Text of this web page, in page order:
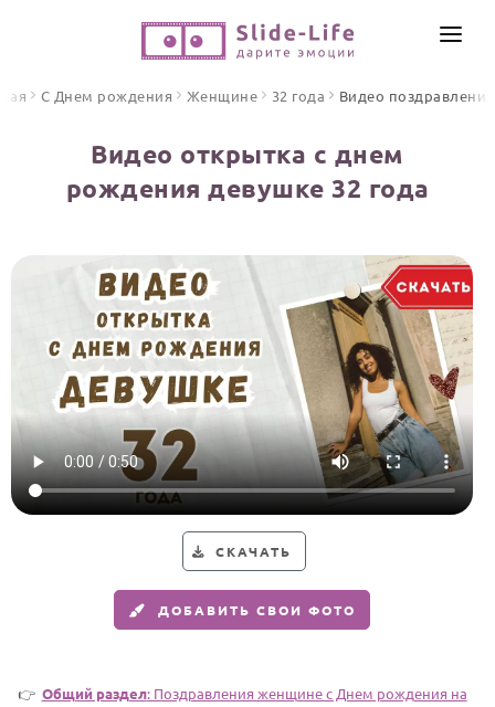
ПО ФОРМАТУ
Песни поздравления
Открытки
Стихи и тексты
ПРАЗДНИКИ
С Днем рождения
Юбилей
Свадьба
Календарь праздников
Мужчине
ИНСТРУМЕНТЫ
ОТЗЫВЫ
С Днем рождения Женщине 32 года Видео поздравления
Видео открытка с днем
рождения девушке 32 года
СКАЧАТЬ
ДОБАВИТЬ СВОИ ФОТО
👉 Общий раздел: Поздравления женщине c Днем рождения на